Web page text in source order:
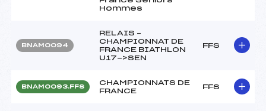
Hommes
BNAM0094
RELAIS –
CHAMPIONNAT DE
FRANCE BIATHLON
U17->SEN
FFS
BNAM0093.FFS
CHAMPIONNATS DE
FRANCE
FFS